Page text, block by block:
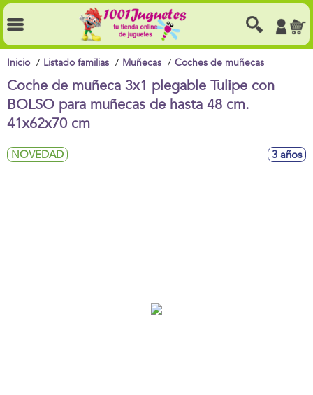
Inicio Listado familias Muñecas Coches de muñecas
Coche de muñeca 3x1 plegable Tulipe con
BOLSO para muñecas de hasta 48 cm.
41x62x70 cm
NOVEDAD 3 años